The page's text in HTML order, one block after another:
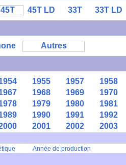
45T 45T LD 33T
33T LD
Autres
1955 1957
1958
1968 1969
1970
1979 1980
1981
1990 1991
1992
2001 2002 2003
Année de production